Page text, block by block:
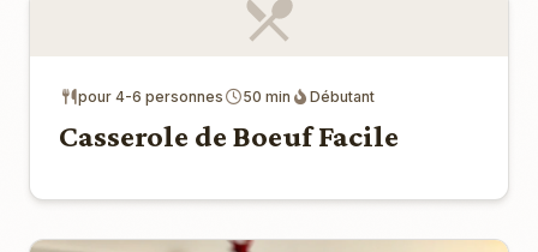
pour 4-6 personnes 50 min Débutant
Casserole de Boeuf Facile